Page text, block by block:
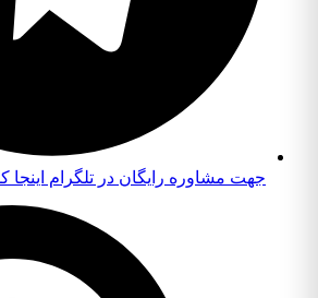
جهت مشاوره رایگان در تلگرام اینجا